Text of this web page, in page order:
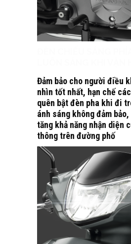
Đảm bảo cho người điều
nhìn tốt nhất, hạn chế
quên bật đèn pha khi đi
ánh sáng không đảm
tăng khả năng nhận diện
thông trên đường phố